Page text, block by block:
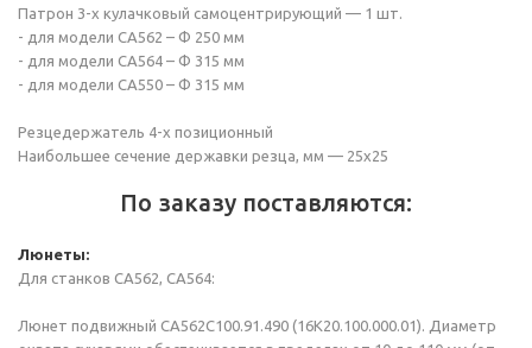
Патрон 3-х кулачковый самоцентрирующий — 1 шт.
- для модели СА562 – Ф 250 мм
- для модели СА564 – Ф 315 мм
- для модели СА550 – Ф 315 мм
Резцедержатель 4-х позиционный
Наибольшее сечение державки резца, мм — 25х25
По заказу поставляются:
Люнеты:
Для станков СА562, СА564:
Люнет подвижный СА562С100.91.490 (16К20.100.000.01). Диаметр